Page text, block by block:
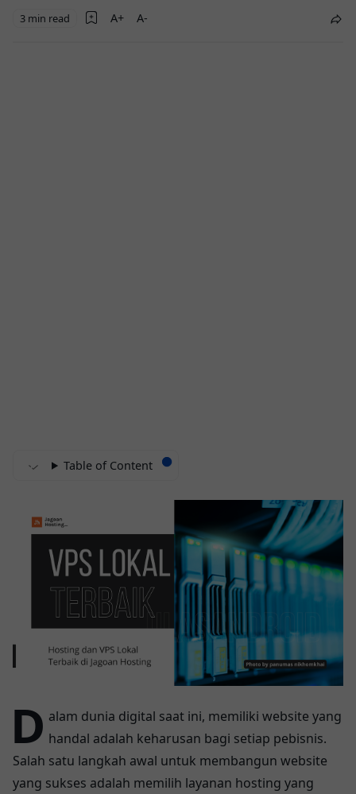
3 min read
Table of Content
D alam dunia digital saat ini, memiliki website yang
handal adalah keharusan bagi setiap pebisnis.
Salah satu langkah awal untuk membangun website
yang sukses adalah memilih layanan hosting yang